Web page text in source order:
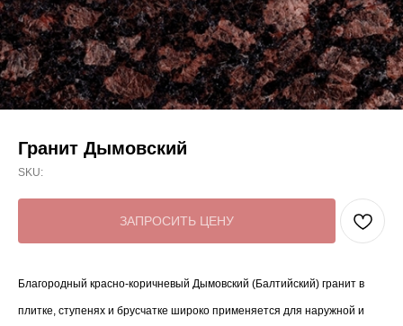
Гранит Дымовский
SKU:
ЗАПРОСИТЬ ЦЕНУ
Благородный красно-коричневый Дымовский (Балтийский) гранит в
плитке, ступенях и брусчатке широко применяется для наружной и